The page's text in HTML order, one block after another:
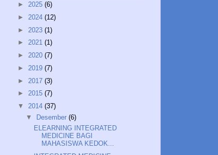
► 2025 (6)
► 2024 (12)
► 2023 (1)
► 2021 (1)
► 2020 (7)
► 2019 (7)
► 2017 (3)
► 2015 (7)
▼ 2014 (37)
▼ Desember (6)
ELEARNING INTEGRATED
MEDICINE BAGI
MAHASISWA KEDOK...